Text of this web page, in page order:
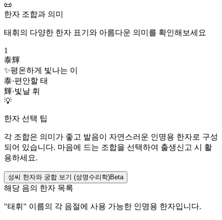
📜
한자 조합과 의미
태휘 의 다양한 한자 표기와 아름다운 의미를 확인해보세요
1
泰輝
✨평온하게 빛나는 이
泰·편안할 태
輝·빛날 휘
💡
한자 선택 팁
각 조합은 의미가 좋고 발음이 자연스러운 인명용 한자로 구성
되어 있습니다. 마음에 드는 조합을 선택하여 출생신고 시 활
용하세요.
성씨 한자와 궁합 보기 (성명수리학)Beta
해당 음의 한자 목록
"태휘 " 이름의 각 음절에 사용 가능한 인명용 한자입니다.